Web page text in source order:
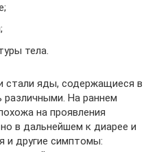
тела.
стали яды, содержащиеся в
На раннем
на проявления
в дальнейшем к диарее и
и другие симптомы: